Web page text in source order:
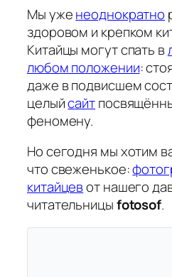
Мы уженеоднократно
здоровом и крепком
Китайцы могут спать в
любом положении:
даже в подвисшем
целыйсайт
феномену.
Но сегодня мы хотим
что свеженькое:
китайцевот нашего
читательницыfotosof.